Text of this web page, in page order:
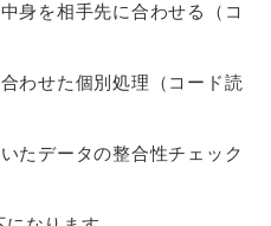
身を相手先に合わせる（コ
わせた個別処理（コード読
たデータの整合性チェック